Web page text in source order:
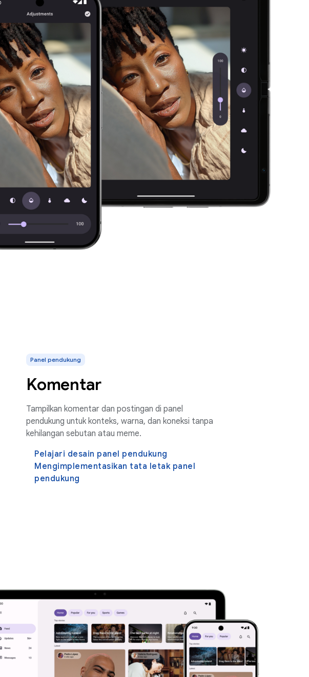
Panel pendukung
Komentar
Tampilkan komentar dan postingan di panel
pendukung untuk konteks, warna, dan koneksi tanpa
kehilangan sebutan atau meme.
Pelajari desain panel pendukung
Mengimplementasikan tata letak panel
pendukung